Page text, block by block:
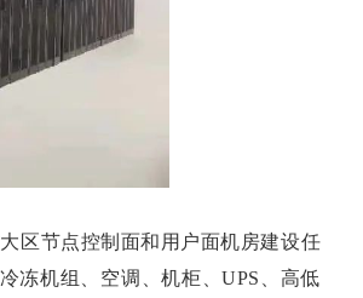
区节点控制面和用户面机房建设任
冻机组、空调、机柜、UPS、高低